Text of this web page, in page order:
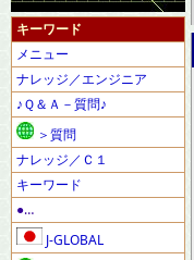
キーワード
メニュー
ナレッジ／エンジニア
♪Ｑ＆Ａ－質問♪
＞質問
ナレッジ／Ｃ１
キーワード
●…
J-GLOBAL